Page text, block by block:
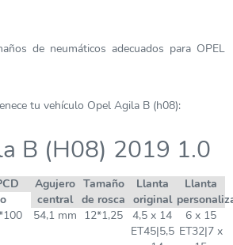
de neumáticos adecuados para OPEL
tu vehículo Opel Agila B (h08):
B (H08) 2019 1.0
Agujero
central
Tamaño
de rosca
Llanta
original
Llanta
54,1 mm 12*1,25
4,5 x 14
ET45|5,5
6 x 15
ET32|7 x